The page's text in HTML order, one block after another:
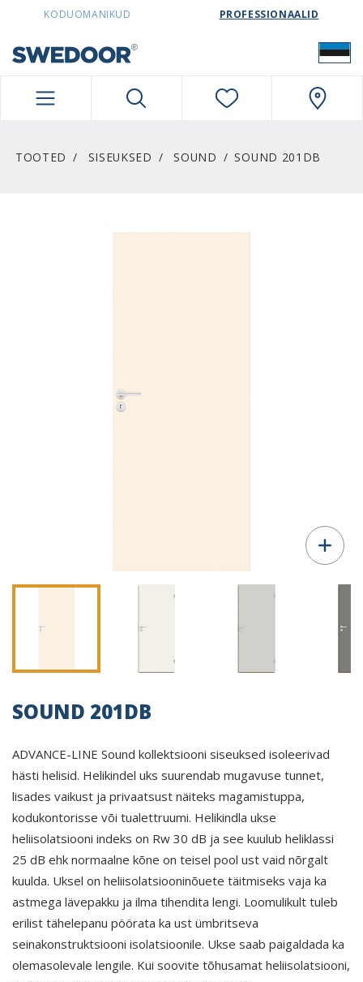
SWEDOORESTONIA NAVIGATION
KODUOMANIKUD PROFESSIONAALID
TOOTED SISEUKSED SOUND SOUND 201DB
SOUND 201DB
ADVANCE-LINE Sound kollektsiooni siseuksed isoleerivad
hästi helisid. Helikindel uks suurendab mugavuse tunnet,
lisades vaikust ja privaatsust näiteks magamistuppa,
kodukontorisse või tualettruumi. Helikindla ukse
heliisolatsiooni indeks on Rw 30 dB ja see kuulub heliklassi
25 dB ehk normaalne kõne on teisel pool ust vaid nõrgalt
kuulda. Uksel on heliisolatsiooninõuete täitmiseks vaja ka
astmega lävepakku ja ilma tihendita lengi. Loomulikult tuleb
erilist tähelepanu pöörata ka ust ümbritseva
seinakonstruktsiooni isolatsioonile. Ukse saab paigaldada ka
olemasolevale lengile. Kui soovite tõhusamat heliisolatsiooni,